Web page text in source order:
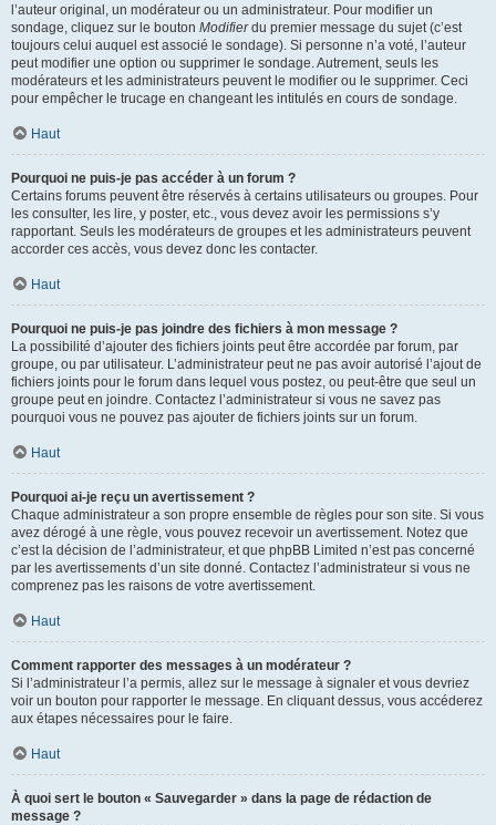
l’auteur original, un modérateur ou un administrateur. Pour modifier un
sondage, cliquez sur le bouton Modifierdu premier message du sujet (c’est
toujours celui auquel est associé le sondage). Si personne n’a voté, l’auteur
peut modifier une option ou supprimer le sondage. Autrement, seuls les
modérateurs et les administrateurs peuvent le modifier ou le supprimer. Ceci
pour empêcher le trucage en changeant les intitulés en cours de sondage.
Haut
Pourquoi ne puis-je pas accéder à un forum ?
Certains forums peuvent être réservés à certains utilisateurs ou groupes. Pour
les consulter, les lire, y poster, etc., vous devez avoir les permissions s’y
rapportant. Seuls les modérateurs de groupes et les administrateurs peuvent
accorder ces accès, vous devez donc les contacter.
Haut
Pourquoi ne puis-je pas joindre des fichiers à mon message ?
La possibilité d’ajouter des fichiers joints peut être accordée par forum, par
groupe, ou par utilisateur. L’administrateur peut ne pas avoir autorisé l’ajout de
fichiers joints pour le forum dans lequel vous postez, ou peut-être que seul un
groupe peut en joindre. Contactez l’administrateur si vous ne savez pas
pourquoi vous ne pouvez pas ajouter de fichiers joints sur un forum.
Haut
Pourquoi ai-je reçu un avertissement ?
Chaque administrateur a son propre ensemble de règles pour son site. Si vous
avez dérogé à une règle, vous pouvez recevoir un avertissement. Notez que
c’est la décision de l’administrateur, et que phpBB Limited n’est pas concerné
par les avertissements d’un site donné. Contactez l’administrateur si vous ne
comprenez pas les raisons de votre avertissement.
Haut
Comment rapporter des messages à un modérateur ?
Si l’administrateur l’a permis, allez sur le message à signaler et vous devriez
voir un bouton pour rapporter le message. En cliquant dessus, vous accéderez
aux étapes nécessaires pour le faire.
Haut
À quoi sert le bouton « Sauvegarder » dans la page de rédaction de
message ?